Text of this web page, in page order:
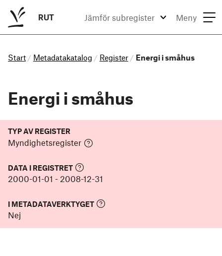
RUT Jämför subregister Meny
Start / Metadatakatalog / Register / Energi i småhus
Energi i småhus
TYP AV REGISTER
Myndighetsregister
DATA I REGISTRET
2000-01-01 - 2008-12-31
I METADATAVERKTYGET
Nej